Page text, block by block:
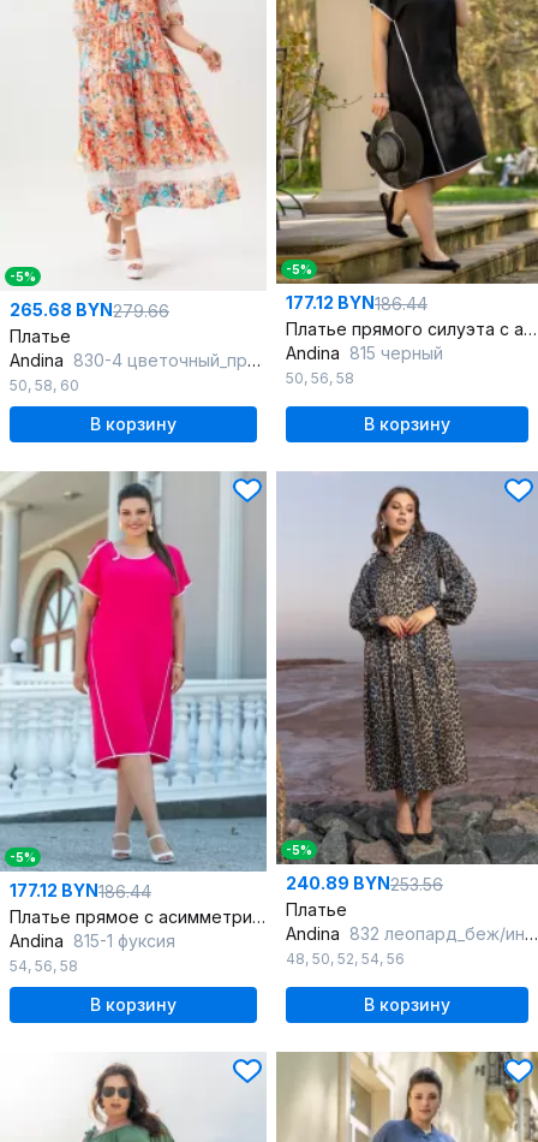
-5%
265.68 BYN279.66
Платье
Andina 830-4 цветочный_принт
50, 58, 60
В корзину
-5%
177.12 BYN186.44
Платье прямого силуэта с асимметричными плечами
Andina 815 черный
50, 56, 58
В корзину
-5%
177.12 BYN186.44
Платье прямое с асимметричным рукавом и карманами
Andina 815-1 фуксия
54, 56, 58
В корзину
-5%
240.89 BYN253.56
Платье
Andina 832 леопард_беж/индиго
48, 50, 52, 54, 56
В корзину